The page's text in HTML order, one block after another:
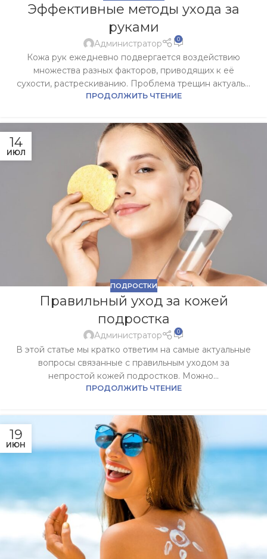
Эффективные методы ухода за
руками
Администратор 0
Кожа рук ежедневно подвергается воздействию
множества разных факторов, приводящих к её
сухости, растрескиванию. Проблема трещин актуаль...
ПРОДОЛЖИТЬ ЧТЕНИЕ
14
ИЮЛ
ПОДРОСТКИ
Правильный уход за кожей
подростка
Администратор 0
В этой статье мы кратко ответим на самые актуальные
вопросы связанные с правильным уходом за
непростой кожей подростков. Можно...
ПРОДОЛЖИТЬ ЧТЕНИЕ
19
ИЮН